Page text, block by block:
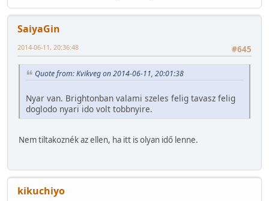
SaiyaGin
#645
2014-06-11, 20:36:48
Quote from: Kvikveg on 2014-06-11, 20:01:38
Nyar van. Brightonban valami szeles felig tavasz felig
doglodo nyari ido volt tobbnyire.
Nem tiltakoznék az ellen, ha itt is olyan idő lenne.
kikuchiyo